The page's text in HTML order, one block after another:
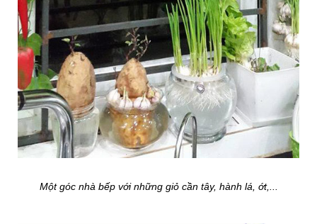
Một góc nhà bếp với những giỏ cần tây, hành lá, ớt,...